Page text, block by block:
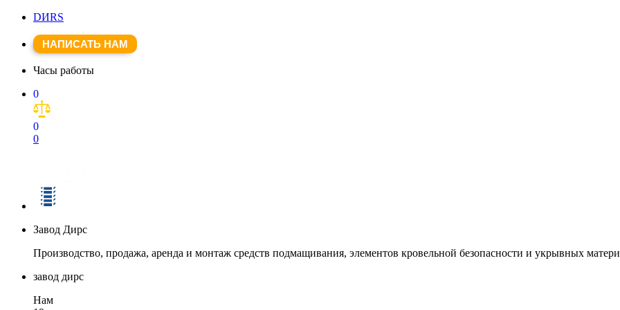
DИRS
НАПИСАТЬ НАМ
Часы работы
0
0
0
Завод Дирс
Производство, продажа, аренда и монтаж средств подмащивания, элементов кровельной безопасности и укрывных
завод дирс
Нам